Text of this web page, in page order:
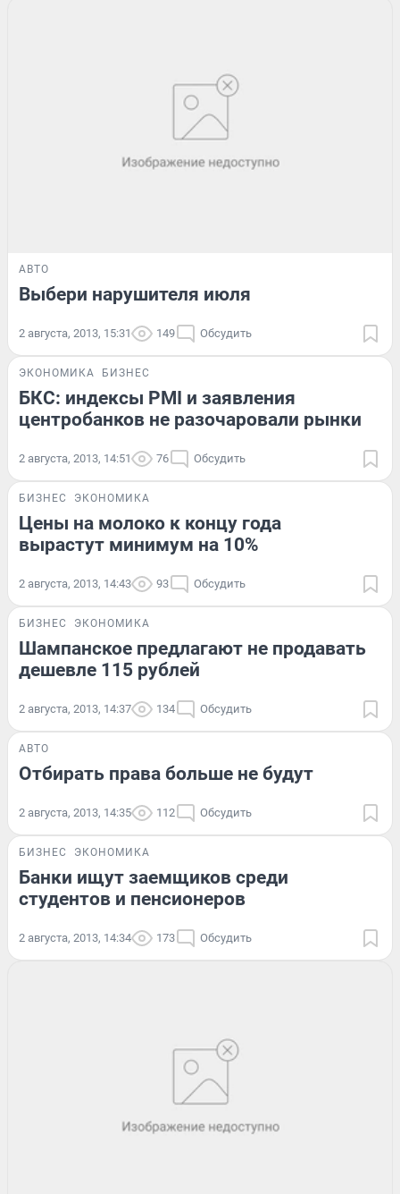
АВТО
Выбери нарушителя июля
2 августа, 2013, 15:31 149 Обсудить
ЭКОНОМИКА БИЗНЕС
БКС: индексы PMI и заявления
центробанков не разочаровали рынки
2 августа, 2013, 14:51 76 Обсудить
БИЗНЕС ЭКОНОМИКА
Цены на молоко к концу года
вырастут минимум на 10%
2 августа, 2013, 14:43 93 Обсудить
БИЗНЕС ЭКОНОМИКА
Шампанское предлагают не продавать
дешевле 115 рублей
2 августа, 2013, 14:37 134 Обсудить
АВТО
Отбирать права больше не будут
2 августа, 2013, 14:35 112 Обсудить
БИЗНЕС ЭКОНОМИКА
Банки ищут заемщиков среди
студентов и пенсионеров
2 августа, 2013, 14:34 173 Обсудить